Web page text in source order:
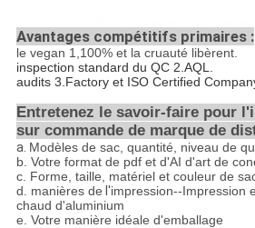
Avantages compétitifs primaires :
le vegan 1,100%et la cruauté libèrent.
inspection standard du QC 2.AQL.
audits 3.Factory et ISO Certified
Entretenez le savoir-faire pour
sur commande de marque de
a. Modèles de sac, quantité, niveau de
b. Votre format de pdf et d'AI d'art de
c. Forme, taille, matériel et couleur de
d. manières de l'impression--Impression
chaud d'aluminium
e. Votre manière idéale d'emballage